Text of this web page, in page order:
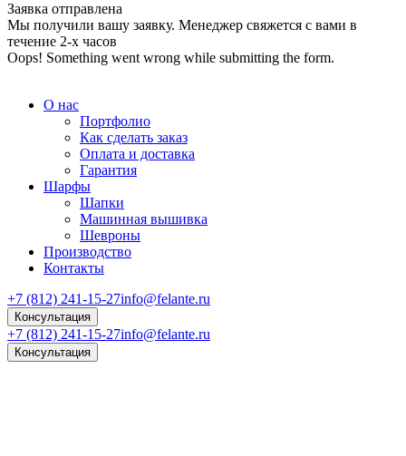
Заявка отправлена
Мы получили вашу заявку. Менеджер свяжется с вами в
течение 2-х часов
Oops! Something went wrong while submitting the form.
О нас
Портфолио
Как сделать заказ
Оплата и доставка
Гарантия
Шарфы
Шапки
Машинная вышивка
Шевроны
Производство
Контакты
+7 (812) 241-15-27info@felante.ru
Консультация
+7 (812) 241-15-27info@felante.ru
Консультация